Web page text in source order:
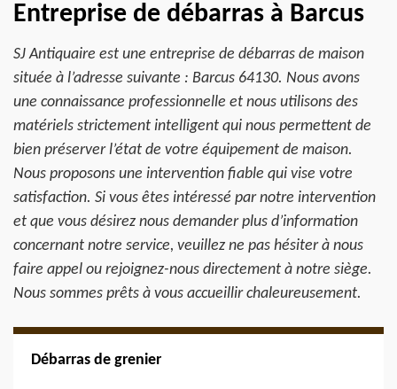
Entreprise de débarras à Barcus
SJ Antiquaire est une entreprise de débarras de maison
située à l’adresse suivante : Barcus 64130. Nous avons
une connaissance professionnelle et nous utilisons des
matériels strictement intelligent qui nous permettent de
bien préserver l’état de votre équipement de maison.
Nous proposons une intervention fiable qui vise votre
satisfaction. Si vous êtes intéressé par notre intervention
et que vous désirez nous demander plus d’information
concernant notre service, veuillez ne pas hésiter à nous
faire appel ou rejoignez-nous directement à notre siège.
Nous sommes prêts à vous accueillir chaleureusement.
Débarras de grenier